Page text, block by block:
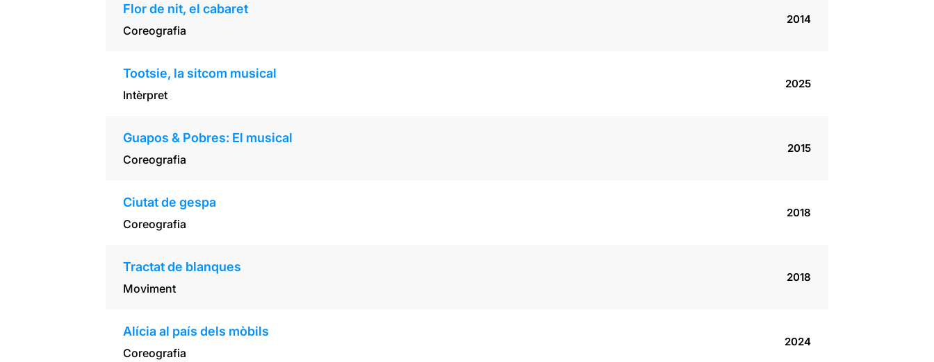
Flor de nit, el cabaret
Coreografia
2014
Tootsie, la sitcom musical
Intèrpret
2025
Guapos & Pobres: El musical
Coreografia
2015
Ciutat de gespa
Coreografia
2018
Tractat de blanques
Moviment
2018
Alícia al país dels mòbils
Coreografia
2024